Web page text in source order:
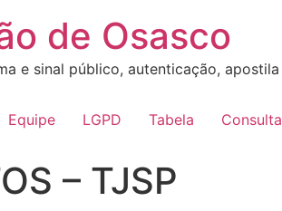
de Osasco
e sinal público, autenticação,
Equipe LGPD Tabela
– TJSP